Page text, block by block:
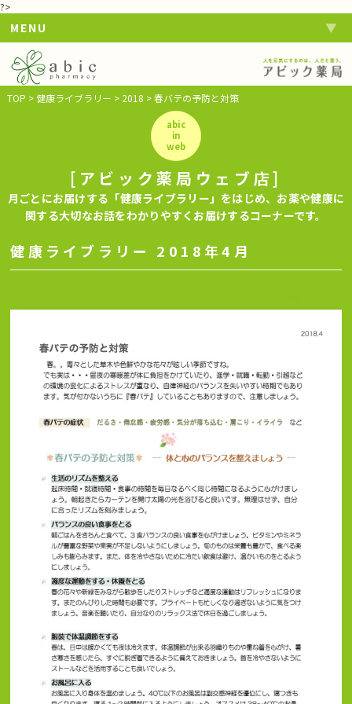
?>
MENU
TOP >健康ライブラリー > 2018 >春バテの予防と対策
abic
in
web
[アビック薬局ウェブ店]
月ごとにお届けする「健康ライブラリー」をはじめ、お薬や健康に
関する大切なお話をわかりやすくお届けするコーナーです。
健康ライブラリー 2018年4月